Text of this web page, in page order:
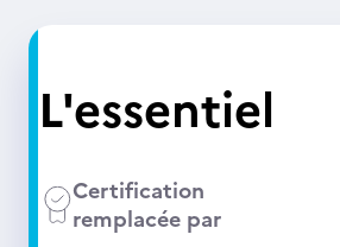
L'essentiel
Certification
remplacée par